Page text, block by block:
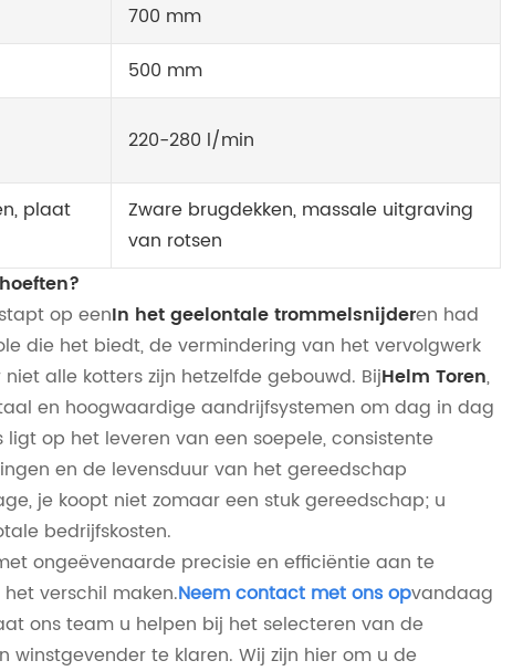
700 mm
500 mm
220-280 l/min
plaat
Zware brugdekken, massale uitgraving
van rotsen
op eenIn het geelontale trommelsnijderen had
die het biedt, de vermindering van het vervolgwerk
alle kotters zijn hetzelfde gebouwd. BijHelm Toren,
en hoogwaardige aandrijfsystemen om dag in dag
op het leveren van een soepele, consistente
en de levensduur van het gereedschap
je koopt niet zomaar een stuk gereedschap; u
bedrijfskosten.
ongeëvenaarde precisie en efficiëntie aan te
het verschil maken.Neem contact met ons opvandaag
ons team u helpen bij het selecteren van de
winstgevender te klaren. Wij zijn hier om u de